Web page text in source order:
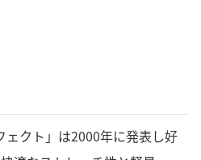
ェクト」は2000年に発表し好